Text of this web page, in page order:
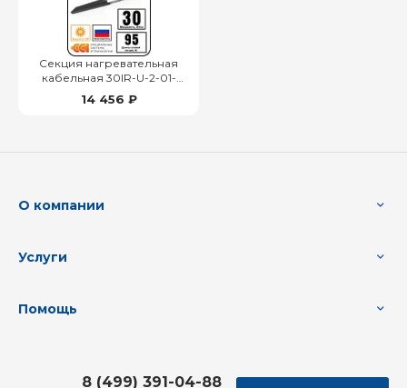
Секция нагревательная
кабельная 30IR-U-2-01-
0950-040
14 456 ₽
О компании
Услуги
Помощь
8 (499) 391-04-88